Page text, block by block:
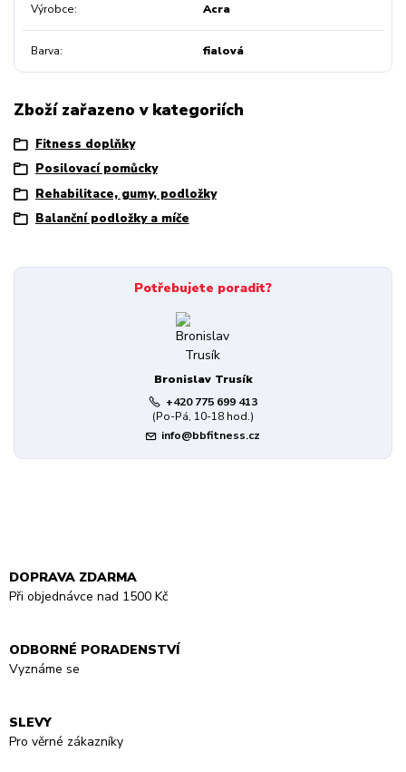
Výrobce Acra
Barva fialová
Zboží zařazeno v kategoriích
Fitness doplňky
Posilovací pomůcky
Rehabilitace, gumy, podložky
Balanční podložky a míče
Potřebujete poradit?
Bronislav Trusík
+420 775 699 413
(Po-Pá, 10-18 hod.)
info@bbfitness.cz
DOPRAVA ZDARMA
Při objednávce nad 1500 Kč
ODBORNÉ PORADENSTVÍ
Vyznáme se
SLEVY
Pro věrné zákazníky